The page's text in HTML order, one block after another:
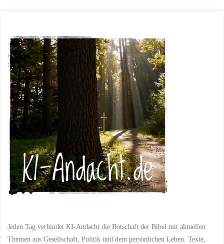
denn
er
ist
gut
–
Eine
Betrachtung
über
107"
Jeden Tag verbindet KI-Andacht die Botschaft der Bibel mit aktuellen
Themen aus Gesellschaft, Politik und dem persönlichen Leben. Texte,